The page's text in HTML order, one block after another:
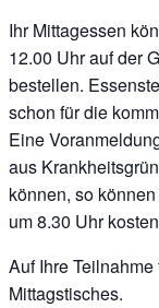
Ihr Mittagessen
12.00 Uhr auf der
bestellen.
schon für die
Eine
aus
können, so
um 8.30 Uhr
Auf Ihre
Mittagstisches.